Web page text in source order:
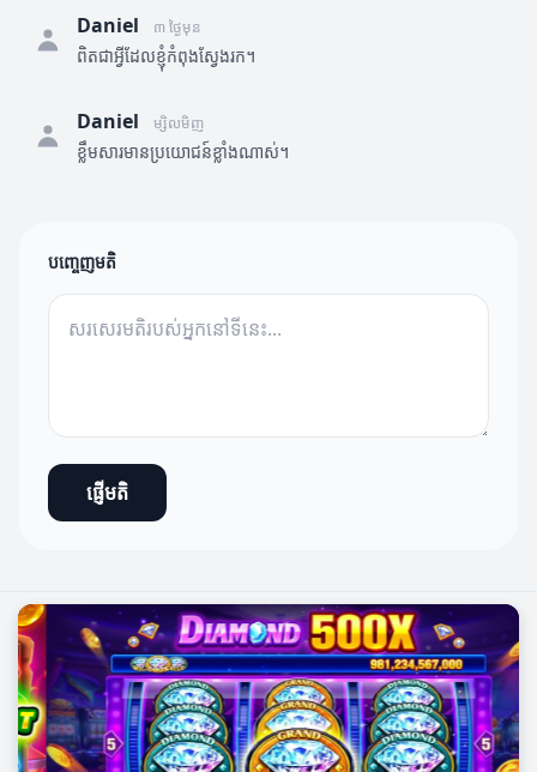
Daniel ៣ ថ្ងៃមុន
ពិតជាអ្វីដែលខ្ញុំកំពុងស្វែងរក។
Daniel ម្សិលមិញ
ខ្លឹមសារមានប្រយោជន៍ខ្លាំងណាស់។
បញ្ចេញមតិ
ផ្ញើមតិ